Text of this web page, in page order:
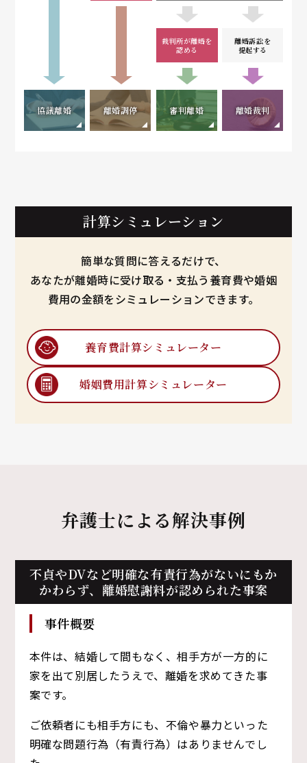
裁判所が離婚を
認める
離婚訴訟を
提起する
協議離婚 離婚調停 審判離婚 離婚裁判
計算シミュレーション
簡単な質問に答えるだけで、
あなたが離婚時に受け取る・支払う養育費や婚姻
費用の金額をシミュレーションできます。
養育費計算シミュレーター
婚姻費用計算シミュレーター
弁護士による解決事例
不貞やDVなど明確な有責行為がないにもか
かわらず、 離婚慰謝料が認められた事案
事件概要
本件は、結婚して間もなく、相手方が一方的に
家を出て別居したうえで、離婚を求めてきた事
案です。
ご依頼者にも相手方にも、不倫や暴力といった
明確な問題行為（有責行為）はありませんでし